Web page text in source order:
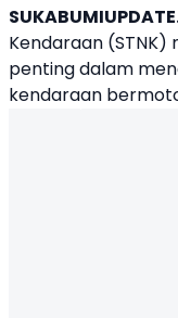
Kendaraan
penting dalam
kendaraan